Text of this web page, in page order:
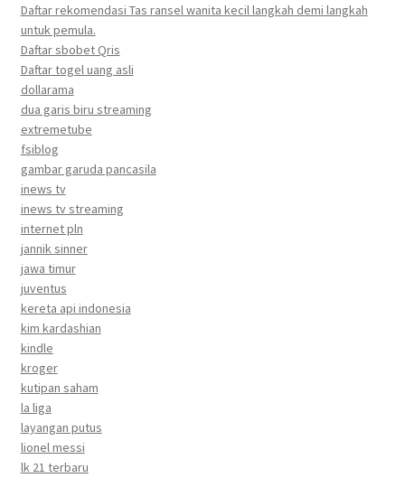
Daftar rekomendasi Tas ransel wanita kecil langkah demi langkah
untuk pemula.
Daftar sbobet Qris
Daftar togel uang asli
dollarama
dua garis biru streaming
extremetube
fsiblog
gambar garuda pancasila
inews tv
inews tv streaming
internet pln
jannik sinner
jawa timur
juventus
kereta api indonesia
kim kardashian
kindle
kroger
kutipan saham
la liga
layangan putus
lionel messi
lk 21 terbaru